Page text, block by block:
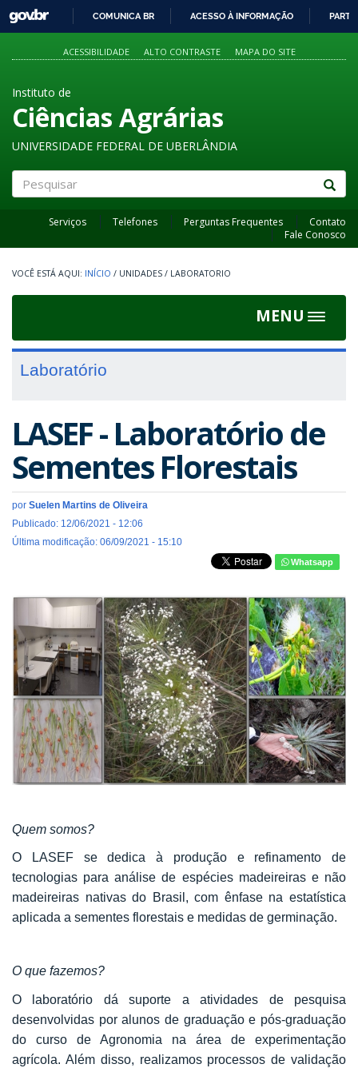
PARA
O
GOVBR
COMUNICA BR ACESSO À INFORMAÇÃO
ACESSIBILIDADE ALTO CONTRASTE MAPA DO SITE
Instituto de
Ciências Agrárias
UNIVERSIDADE FEDERAL DE UBERLÂNDIA
Serviços Telefones Perguntas Frequentes
Contato
Fale Conosco
INÍCIO / UNIDADES / LABORATORIO
MENU
Toggle
Laboratório
LASEF - Laboratório de
Sementes Florestais
por Suelen Martins de Oliveira
Publicado: 12/06/2021 - 12:06
Última modificação: 06/09/2021 - 15:10
Whatsapp
Quem somos?
O LASEF se dedica à produção e refinamento de
tecnologias para análise de espécies madeireiras e não
madeireiras nativas do Brasil, com ênfase na estatística
aplicada a sementes florestais e medidas de germinação.
O que fazemos?
O laboratório dá suporte a atividades de pesquisa
desenvolvidas por alunos de graduação e pós-graduação
do curso de Agronomia na área de experimentação
agrícola. Além disso, realizamos processos de validação